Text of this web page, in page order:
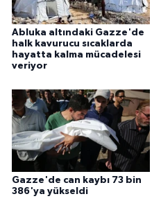
Abluka altındaki Gazze'de
halk kavurucu sıcaklarda
hayatta kalma mücadelesi
veriyor
Gazze'de can kaybı 73 bin
386'ya yükseldi